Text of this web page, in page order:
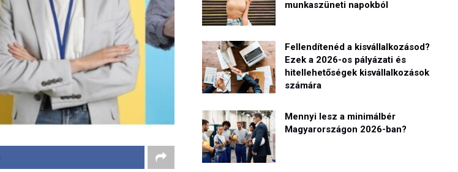
munkaszüneti napokból
Fellendítenéd a kisvállalkozásod?
Ezek a 2026-os pályázati és
hitellehetőségek kisvállalkozások
számára
Mennyi lesz a minimálbér
Magyarországon 2026-ban?